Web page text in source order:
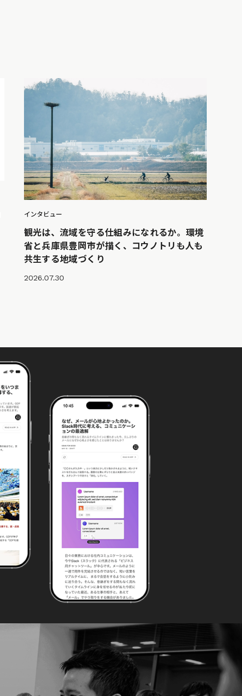
インタビュー
観光は、流域を守る仕組みになれるか。環境
省と兵庫県豊岡市が描く、コウノトリも人も
共生する地域づくり
2026.07.30